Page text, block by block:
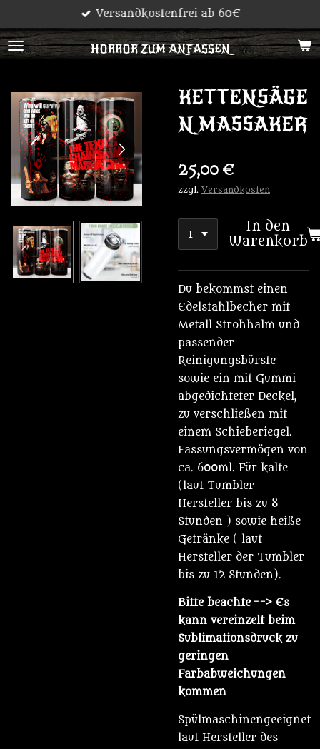
Hauptinhalt
springen
HORROR ZUM ANFASSEN
Versandkostenfrei ab 60€
KETTENSÄGE
N MASSAKER
25,00 €
zzgl. Versandkosten
In den
Warenkorb
Du bekommst einen
Edelstahlbecher mit
Metall Strohhalm und
passender
Reinigungsbürste
sowie ein mit Gummi
abgedichteter Deckel,
zu verschließen mit
einem Schieberiegel.
Fassungsvermögen von
ca. 600ml. Für kalte
(laut Tumbler
Hersteller bis zu 8
Stunden ) sowie heiße
Getränke ( laut
Hersteller der Tumbler
bis zu 12 Stunden).
Bitte beachte --> Es
kann vereinzelt beim
Sublimationsdruck zu
geringen
Farbabweichungen
kommen
Spülmaschinengeeignet
laut Hersteller des